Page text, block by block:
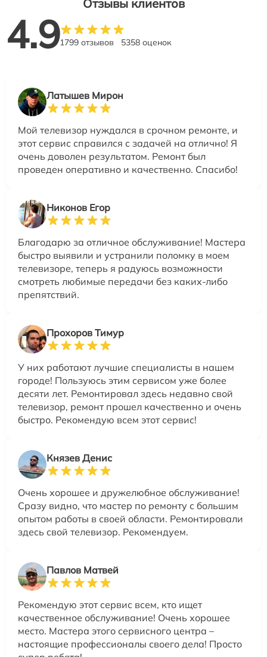
Отзывы клиентов
4.91799 отзывов 5358 оценок
Латышев Мирон
Мой телевизор нуждался в срочном ремонте, и
этот сервис справился с задачей на отлично! Я
очень доволен результатом. Ремонт был
проведен оперативно и качественно. Спасибо!
Никонов Егор
Благодарю за отличное обслуживание! Мастера
быстро выявили и устранили поломку в моем
телевизоре, теперь я радуюсь возможности
смотреть любимые передачи без каких-либо
препятствий.
Прохоров Тимур
У них работают лучшие специалисты в нашем
городе! Пользуюсь этим сервисом уже более
десяти лет. Ремонтировал здесь недавно свой
телевизор, ремонт прошел качественно и очень
быстро. Рекомендую всем этот сервис!
Князев Денис
Очень хорошее и дружелюбное обслуживание!
Сразу видно, что мастер по ремонту с большим
опытом работы в своей области. Ремонтировали
здесь свой телевизор. Рекомендуем.
Павлов Матвей
Рекомендую этот сервис всем, кто ищет
качественное обслуживание! Очень хорошее
место. Мастера этого сервисного центра –
настоящие профессионалы своего дела! Просто